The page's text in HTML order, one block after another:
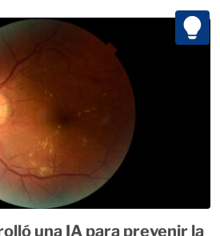
una IA para prevenir la